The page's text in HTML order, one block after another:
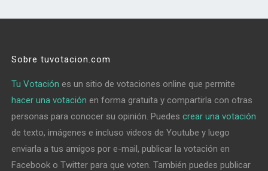
Sobre tuvotacion.com
Tu Votación es un sitio de votaciones online que permite
hacer una votación en forma gratuita y compartirla con otras
personas para conocer su opinión. Puedescrear una votación
de texto, imágenes e incluso videos de Youtube y luego
enviarla a tus amigos por e-mail, publicar la votación en
Facebook o Twitter para que voten. También puedes publicar